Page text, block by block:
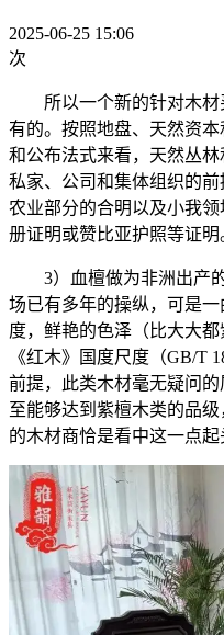
2025-06-25 15:06
次
所以一个新的针对木材
有的。按照地盘、天然资
和公布法式来看，天然丛
私家、公司和集体组织的
农业部分的合明以及小我
册证明或赞比亚护照等证明
3）血檀做为非洲出产的
场已有多年的操纵，可是
度，鲜艳的色泽（比大大
《红木》国度尺度（GB/T
前提，此类木材毫无疑问
至能够达到紫檀木类的品
的木材商恰是看中这一点起